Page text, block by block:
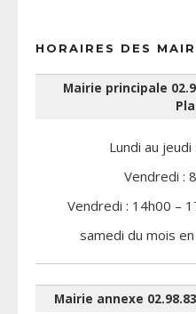
HORAIRES DES
Mairie principale
Lundi au
Vendredi :
Vendredi : 14h00 –
samedi du mois
Mairie annexe